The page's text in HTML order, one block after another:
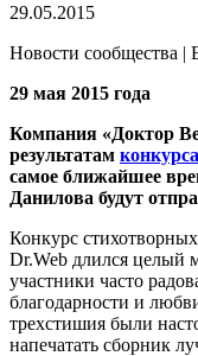
29.05.2015
Новости сообщества |
29 мая 2015 года
Компания «Доктор
результатам
самое ближайшее
Данилова будут
Конкурс
Dr.Web длился целый
участники часто
благодарности и
трехстишия были
напечатать сборник